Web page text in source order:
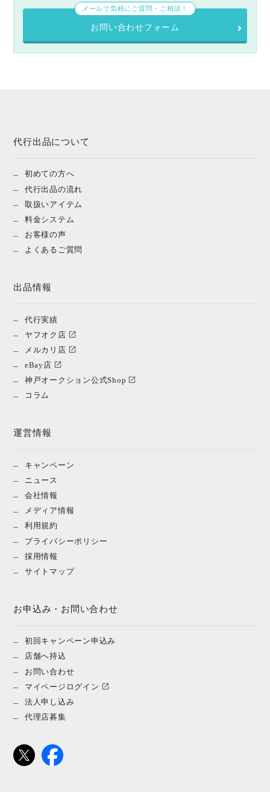
メールで気軽にご質問・ご相談！
お問い合わせフォーム
代行出品について
初めての方へ
代行出品の流れ
取扱いアイテム
料金システム
お客様の声
よくあるご質問
出品情報
代行実績
ヤフオク店
メルカリ店
eBay店
神戸オークション公式Shop
コラム
運営情報
キャンペーン
ニュース
会社情報
メディア情報
利用規約
プライバシーポリシー
採用情報
サイトマップ
お申込み・お問い合わせ
初回キャンペーン申込み
店舗へ持込
お問い合わせ
マイページログイン
法人申し込み
代理店募集